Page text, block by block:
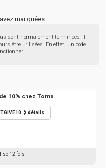
manquées
sont normalement terminées. Il
être utilisées. En effet, un code
10% chez Toms
détails
12 fois